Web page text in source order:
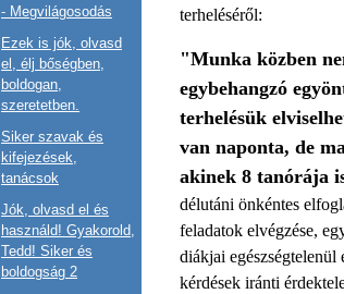
terheléséről:
"Munka közben
egybehangzó
terhelésük
van naponta, de
akinek 8 tanórája
délutáni önkéntes
feladatok elvégzése,
diákjai
kérdések iránti
- Megvilágosodás
Ezek is jók, olvasd
el, élj bőségben,
boldogan,
szeretetben.
Siker szavak és
kifejezések,
tanácsok
Jók, olvasd el és
használd! Gyakorold,
Tedd! Siker és
boldogság 2